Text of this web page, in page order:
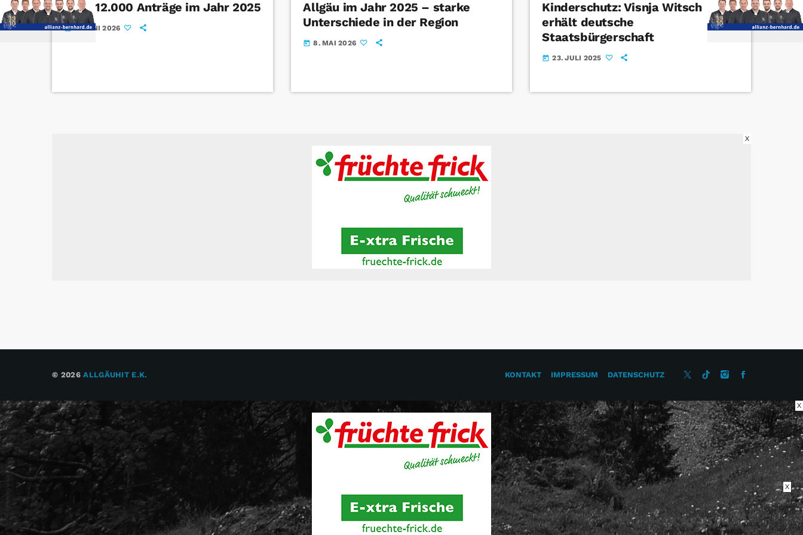
Über 12.000 Anträge im Jahr 2025
today 3. JUNI 2026
Allgäu im Jahr 2025 – starke
Unterschiede in der Region
today 8. MAI 2026
Kinderschutz: Visnja Witsch
erhält deutsche
Staatsbürgerschaft
today 23. JULI 2025
X
© 2026ALLGÄUHIT E.K. KONTAKT IMPRESSUM DATENSCHUTZ
X
X